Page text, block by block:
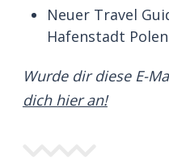
Neuer Travel
Hafenstadt
Wurde dir diese E-
dich hier an!